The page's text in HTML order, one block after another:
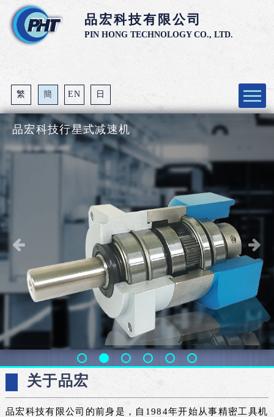
品宏科技有限公司
PIN HONG TECHNOLOGY CO., LTD.
繁 簡 EN 日
公司介绍
产品介绍
品宏科技行星式减速机
关于品宏
品宏科技有限公司的前身是，自1984年开始从事精密工具机